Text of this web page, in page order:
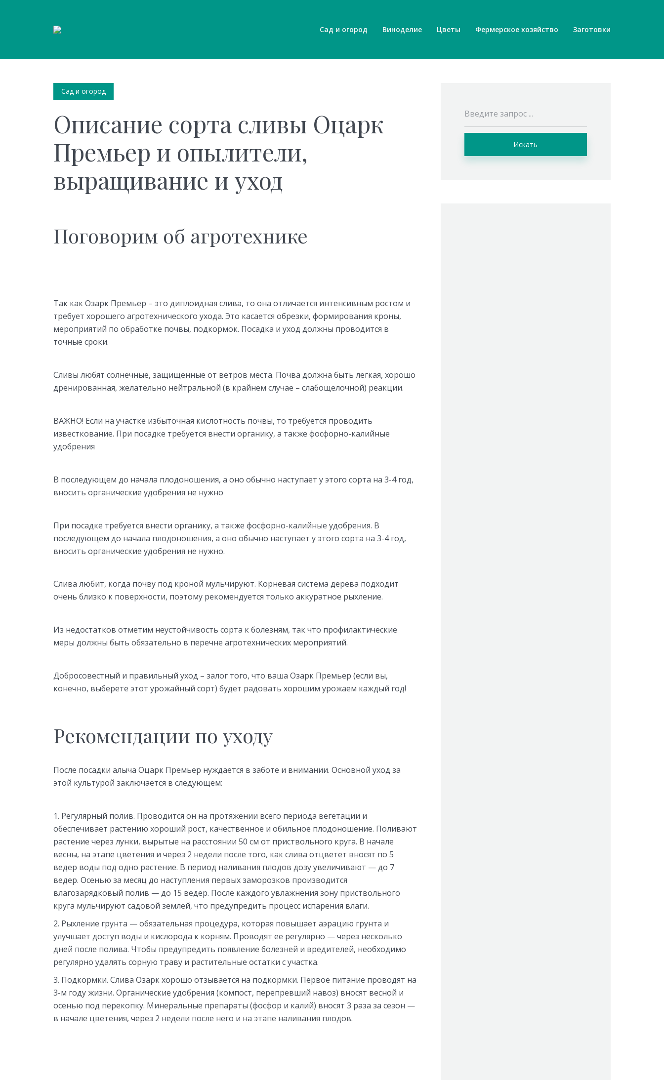
Сад и огород Виноделие Цветы Фермерское хозяйство Заготовки
Сад и огород
Описание сорта сливы Оцарк
Премьер и опылители,
выращивание и уход
Поговорим об агротехнике
Так как Озарк Премьер – это диплоидная слива, то она отличается интенсивным ростом и
требует хорошего агротехнического ухода. Это касается обрезки, формирования кроны,
мероприятий по обработке почвы, подкормок. Посадка и уход должны проводится в
точные сроки.
Сливы любят солнечные, защищенные от ветров места. Почва должна быть легкая, хорошо
дренированная, желательно нейтральной (в крайнем случае – слабощелочной) реакции.
ВАЖНО! Если на участке избыточная кислотность почвы, то требуется проводить
известкование. При посадке требуется внести органику, а также фосфорно-калийные
удобрения
В последующем до начала плодоношения, а оно обычно наступает у этого сорта на 3-4 год,
вносить органические удобрения не нужно
При посадке требуется внести органику, а также фосфорно-калийные удобрения. В
последующем до начала плодоношения, а оно обычно наступает у этого сорта на 3-4 год,
вносить органические удобрения не нужно.
Слива любит, когда почву под кроной мульчируют. Корневая система дерева подходит
очень близко к поверхности, поэтому рекомендуется только аккуратное рыхление.
Из недостатков отметим неустойчивость сорта к болезням, так что профилактические
меры должны быть обязательно в перечне агротехнических мероприятий.
Добросовестный и правильный уход – залог того, что ваша Озарк Премьер (если вы,
конечно, выберете этот урожайный сорт) будет радовать хорошим урожаем каждый год!
Рекомендации по уходу
После посадки алыча Оцарк Премьер нуждается в заботе и внимании. Основной уход за
этой культурой заключается в следующем:
Регулярный полив. Проводится он на протяжении всего периода вегетации и
обеспечивает растению хороший рост, качественное и обильное плодоношение. Поливают
растение через лунки, вырытые на расстоянии 50 см от приствольного круга. В начале
весны, на этапе цветения и через 2 недели после того, как слива отцветет вносят по 5
ведер воды под одно растение. В период наливания плодов дозу увеличивают — до 7
ведер. Осенью за месяц до наступления первых заморозков производится
влагозарядковый полив — до 15 ведер. После каждого увлажнения зону приствольного
круга мульчируют садовой землей, что предупредить процесс испарения влаги.
Рыхление грунта — обязательная процедура, которая повышает аэрацию грунта и
улучшает доступ воды и кислорода к корням. Проводят ее регулярно — через несколько
дней после полива. Чтобы предупредить появление болезней и вредителей, необходимо
регулярно удалять сорную траву и растительные остатки с участка.
Подкормки. Слива Озарк хорошо отзывается на подкормки. Первое питание проводят на
3-м году жизни. Органические удобрения (компост, перепревший навоз) вносят весной и
осенью под перекопку. Минеральные препараты (фосфор и калий) вносят 3 раза за сезон —
в начале цветения, через 2 недели после него и на этапе наливания плодов.
Искать